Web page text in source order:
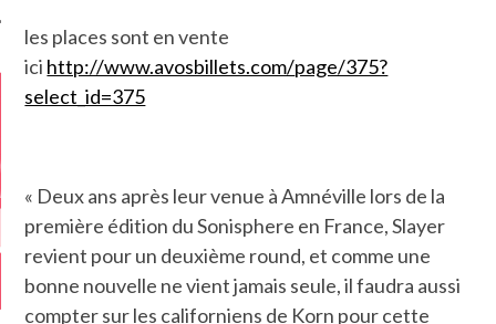
les places sont en vente
ici http://www.avosbillets.com/page/375?
select_id=375
« Deux ans après leur venue à Amnéville lors de la
première édition du Sonisphere en France, Slayer
revient pour un deuxième round, et comme une
bonne nouvelle ne vient jamais seule, il faudra aussi
compter sur les californiens de Korn pour cette